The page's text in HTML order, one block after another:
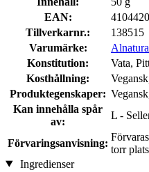
EAN:
Tillverkarnr.:
138515
Varumärke:
Alnatura
Konstitution:
Vata,
Kosthållning:
Produktegenskaper:
Kan innehålla spår
av:
L -
Förvaringsanvisning:
torr plats
Ingredienser